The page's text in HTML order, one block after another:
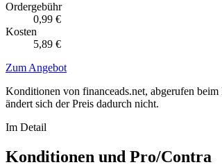
Ordergebühr
0,99 €
Kosten
5,89 €
Zum Angebot
Konditionen von financeads.net, abgerufen
ändert sich der Preis dadurch nicht.
Im Detail
Konditionen und Pro/Contra